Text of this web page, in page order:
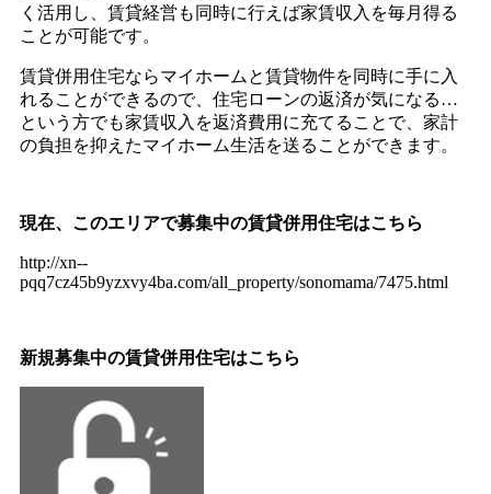
く活用し、賃貸経営も同時に行えば家賃収入を毎月得る
ことが可能です。
賃貸併用住宅ならマイホームと賃貸物件を同時に手に入
れることができるので、住宅ローンの返済が気になる…
という方でも家賃収入を返済費用に充てることで、家計
の負担を抑えたマイホーム生活を送ることができます。
現在、このエリアで募集中の賃貸併用住宅はこちら
http://xn--
pqq7cz45b9yzxvy4ba.com/all_property/sonomama/7475.html
新規募集中の賃貸併用住宅はこちら